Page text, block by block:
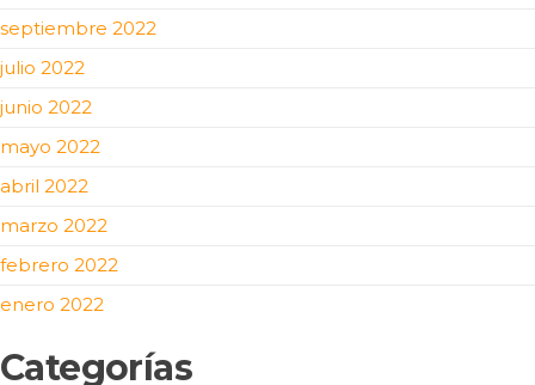
septiembre 2022
julio 2022
junio 2022
mayo 2022
abril 2022
marzo 2022
febrero 2022
enero 2022
Categorías